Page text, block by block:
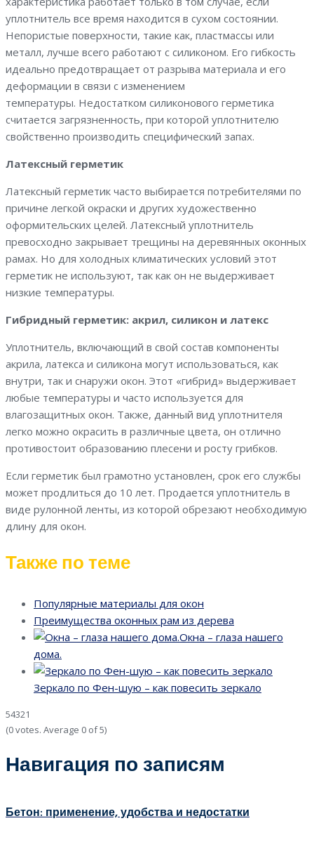
уплотнитель все время находится в сухом состоянии.
Непористые поверхности, такие как, пластмассы или
металл, лучше всего работают с силиконом. Его гибкость
идеально предотвращает от разрыва материала и его
деформации в связи с изменением
температуры. Недостатком силиконового герметика
считается загрязненность, при которой уплотнителю
свойственно производить специфический запах.
Латексный герметик
Латексный герметик часто выбирается потребителями по
причине легкой окраски и других художественно
оформительских целей. Латексный уплотнитель
превосходно закрывает трещины на деревянных оконных
рамах. Но для холодных климатических условий этот
герметик не используют, так как он не выдерживает
низкие температуры.
Гибридный герметик: акрил, силикон и латекс
Уплотнитель, включающий в свой состав компоненты
акрила, латекса и силикона могут использоваться, как
внутри, так и снаружи окон. Этот «гибрид» выдерживает
любые температуры и часто используется для
влагозащитных окон. Также, данный вид уплотнителя
легко можно окрасить в различные цвета, он отлично
противостоит образованию плесени и росту грибков.
Если герметик был грамотно установлен, срок его службы
может продлиться до 10 лет. Продается уплотнитель в
виде рулонной ленты, из которой обрезают необходимую
длину для окон.
Также по теме
Популярные материалы для окон
Преимущества оконных рам из дерева
Окна – глаза нашего
дома.
Зеркало по Фен-шую – как повесить зеркало
54321
(0 votes. Average 0 of 5)
Навигация по записям
Бетон: применение, удобства и недостатки